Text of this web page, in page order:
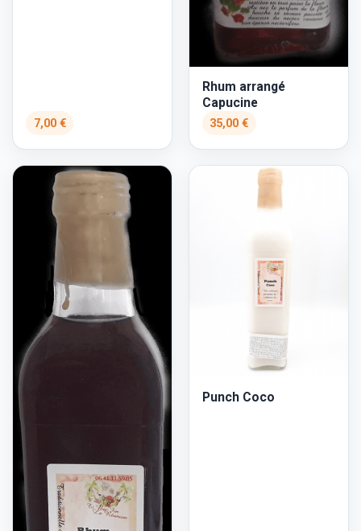
7,00 €
Rhum arrangé
Capucine
35,00 €
Punch Coco